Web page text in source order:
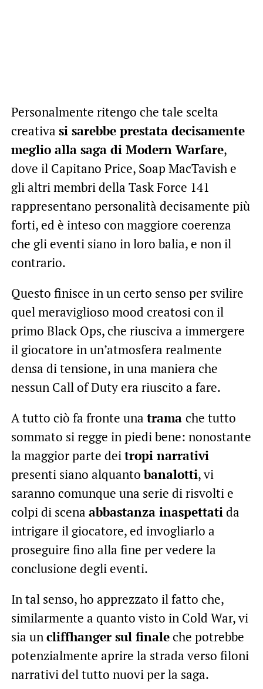
Personalmente ritengo che tale scelta
creativa si sarebbe prestata decisamente
meglio alla saga di Modern Warfare,
dove il Capitano Price, Soap MacTavish e
gli altri membri della Task Force 141
rappresentano personalità decisamente più
forti, ed è inteso con maggiore coerenza
che gli eventi siano in loro balia, e non il
contrario.
Questo finisce in un certo senso per svilire
quel meraviglioso mood creatosi con il
primo Black Ops, che riusciva a immergere
il giocatore in un’atmosfera realmente
densa di tensione, in una maniera che
nessun Call of Duty era riuscito a fare.
A tutto ciò fa fronte una trama che tutto
sommato si regge in piedi bene: nonostante
la maggior parte deitropi narrativi
presenti siano alquantobanalotti, vi
saranno comunque una serie di risvolti e
colpi di scena abbastanza inaspettatida
intrigare il giocatore, ed invogliarlo a
proseguire fino alla fine per vedere la
conclusione degli eventi.
In tal senso, ho apprezzato il fatto che,
similarmente a quanto visto in Cold War, vi
sia uncliffhanger sul finaleche potrebbe
potenzialmente aprire la strada verso filoni
narrativi del tutto nuovi per la saga.